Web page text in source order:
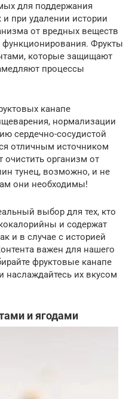
для поддержания
при удалении истории
от вредных веществ
Фрукты
которые защищают
процессы
канапе
нормализации
сердечно-сосудистой
отличным источником
очистить организм от
тунец, возможно, и не
они необходимы!
выбор для тех, кто
и содержат
и в случае с историей
важен для нашего
фруктовые канапе
наслаждайтесь их вкусом
и ягодами